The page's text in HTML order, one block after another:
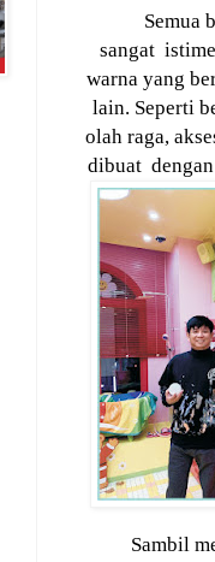
Semua
sangat
warna yang
lain. Seperti
olah raga,
dibuat
Sambil